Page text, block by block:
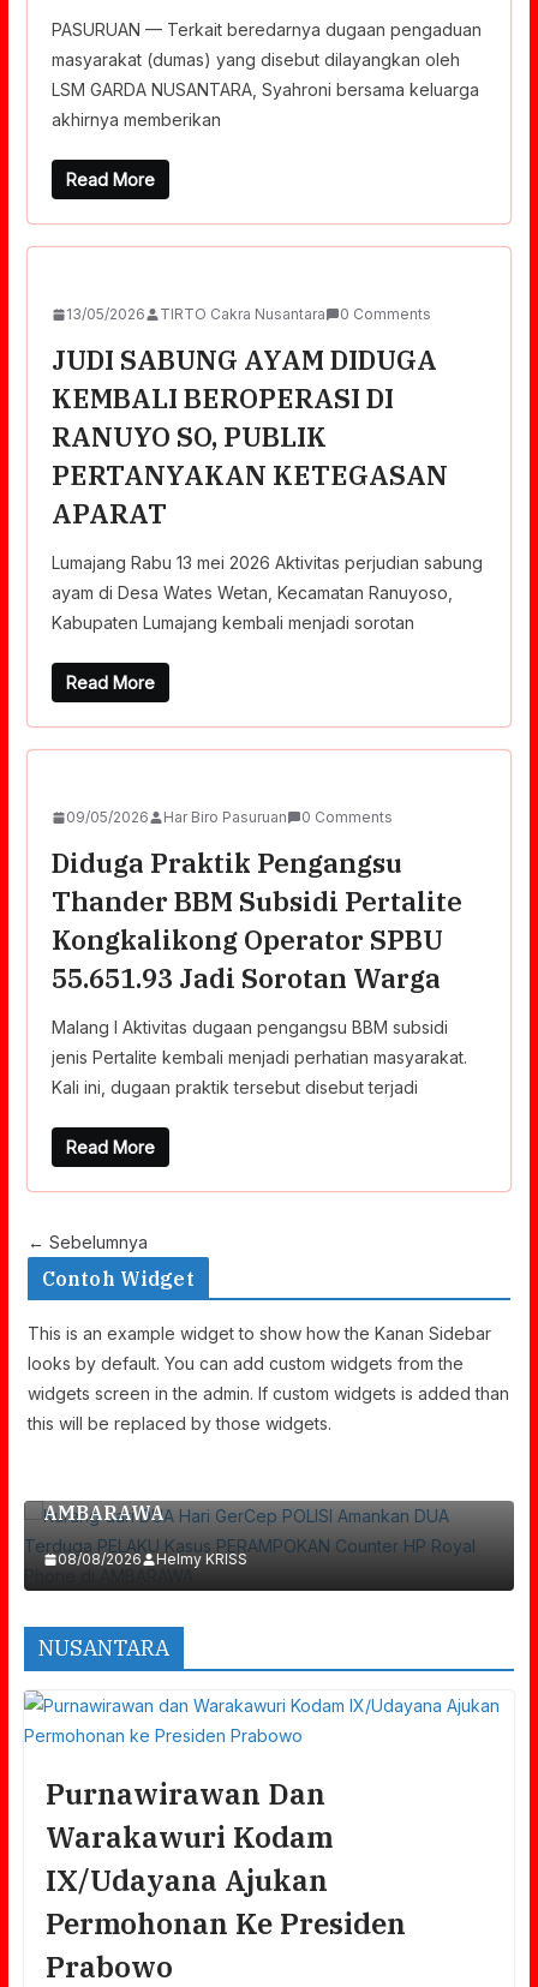
PASURUAN — Terkait beredarnya dugaan pengaduan
masyarakat (dumas) yang disebut dilayangkan oleh
LSM GARDA NUSANTARA, Syahroni bersama keluarga
akhirnya memberikan
Read More
13/05/2026 TIRTO Cakra Nusantara 0 Comments
JUDI SABUNG AYAM DIDUGA
KEMBALI BEROPERASI DI
RANUYO SO, PUBLIK
PERTANYAKAN KETEGASAN
APARAT
Lumajang Rabu 13 mei 2026 Aktivitas perjudian sabung
ayam di Desa Wates Wetan, Kecamatan Ranuyoso,
Kabupaten Lumajang kembali menjadi sorotan
Read More
09/05/2026 Har Biro Pasuruan 0 Comments
Diduga Praktik Pengangsu
Thander BBM Subsidi Pertalite
Kongkalikong Operator SPBU
55.651.93 Jadi Sorotan Warga
Malang l Aktivitas dugaan pengangsu BBM subsidi
jenis Pertalite kembali menjadi perhatian masyarakat.
Kali ini, dugaan praktik tersebut disebut terjadi
Read More
← Sebelumnya
Contoh Widget
This is an example widget to show how the Kanan Sidebar
looks by default. You can add custom widgets from the
widgets screen in the admin. If custom widgets is added than
this will be replaced by those widgets.
Kurang Dari DUA Hari GerCep POLISI
Amankan DUA Terduga PELAKU Kasus
AMBARAWA
08/08/2026 Helmy KRISS
NUSANTARA
Purnawirawan Dan
Warakawuri Kodam
IX/Udayana Ajukan
Permohonan Ke Presiden
Prabowo